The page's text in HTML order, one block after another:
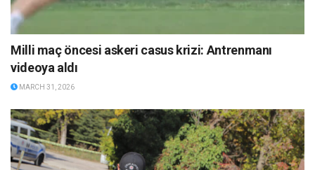
Milli maç öncesi askeri casus krizi: Antrenmanı
videoya aldı
MARCH 31, 2026